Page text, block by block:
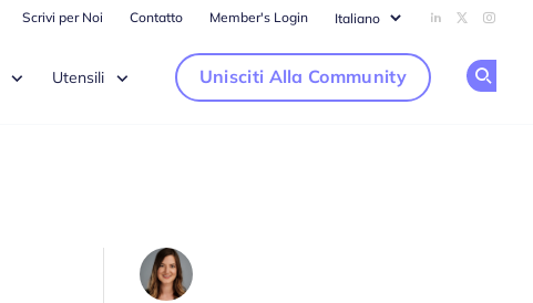
Scrivi per Noi Contatto Member's Login Add us on
Follow
Utensili Unisciti Alla Community